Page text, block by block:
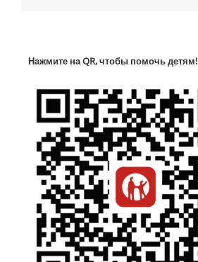
Нажмите на QR, чтобы помочь детям!